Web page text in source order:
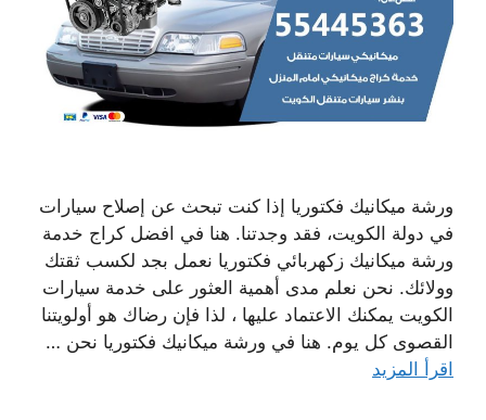
ورشة ميكانيك فكتوريا إذا كنت تبحث عن إصلاح سيارات
في دولة الكويت، فقد وجدتنا. هنا في افضل كراج خدمة
ورشة ميكانيك زكهربائي فكتوريا نعمل بجد لكسب ثقتك
وولائك. نحن نعلم مدى أهمية العثور على خدمة سيارات
الكويت يمكنك الاعتماد عليها ، لذا فإن رضاك ​​هو أولويتنا
القصوى كل يوم. هنا في ورشة ميكانيك فكتوريا نحن …
اقرأ المزيد